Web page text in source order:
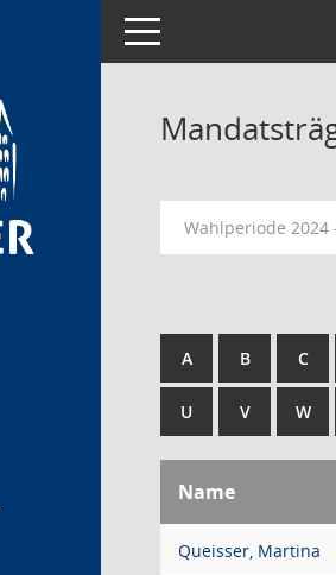
Toggle navigation
Wahlperiode 2024
A B C
U V W
Name
Queisser, Martina